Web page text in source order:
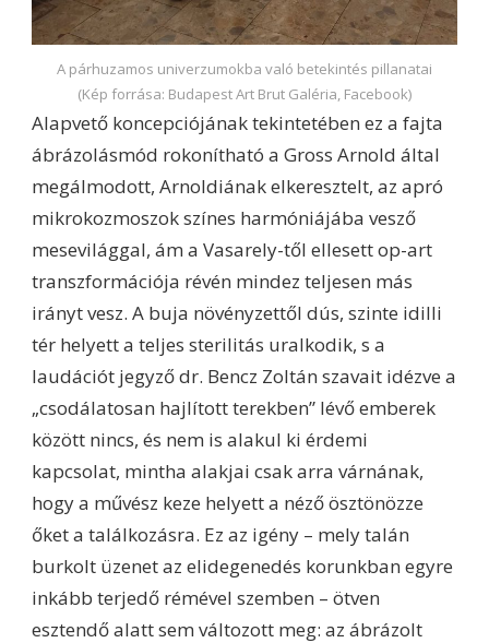
A párhuzamos univerzumokba való betekintés pillanatai
(Kép forrása: Budapest Art Brut Galéria, Facebook)
Alapvető koncepciójának tekintetében ez a fajta
ábrázolásmód rokonítható a Gross Arnold által
megálmodott, Arnoldiának elkeresztelt, az apró
mikrokozmoszok színes harmóniájába vesző
mesevilággal, ám a Vasarely-től ellesett op-art
transzformációja révén mindez teljesen más
irányt vesz. A buja növényzettől dús, szinte idilli
tér helyett a teljes sterilitás uralkodik, s a
laudációt jegyző dr. Bencz Zoltán szavait idézve a
„csodálatosan hajlított terekben” lévő emberek
között nincs, és nem is alakul ki érdemi
kapcsolat, mintha alakjai csak arra várnának,
hogy a művész keze helyett a néző ösztönözze
őket a találkozásra. Ez az igény – mely talán
burkolt üzenet az elidegenedés korunkban egyre
inkább terjedő rémével szemben – ötven
esztendő alatt sem változott meg: az ábrázolt